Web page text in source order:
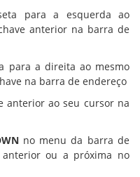
para a esquerda ao
anterior na barra de
para a direita ao mesmo
na barra de endereço
anterior ao seu cursor na
no menu da barra de
anterior ou a próxima no